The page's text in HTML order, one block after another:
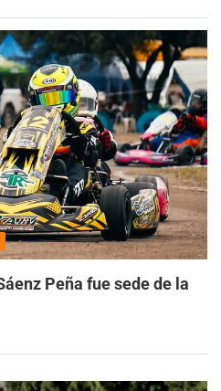
Peña fue sede de la